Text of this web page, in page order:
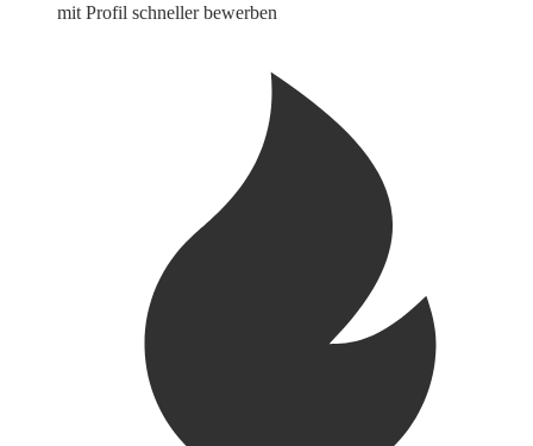
mit Profil schneller bewerben